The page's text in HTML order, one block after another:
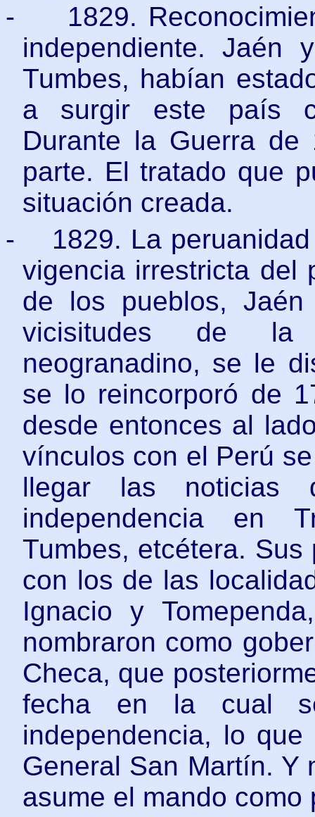
-
1829.
independiente. Jaén
Tumbes, habían
a surgir este país
Durante la Guerra
parte. El tratado que
situación creada.
-
1829. La
vigencia irrestricta del
de los pueblos,
vicisitudes de la
neogranadino, se le
se lo reincorporó de
desde entonces al
vínculos con el Perú
llegar las noticias
independencia en
Tumbes, etcétera.
con los de las
Ignacio y
nombraron como
Checa, que
fecha en la cual
independencia, lo
General San Martín. Y
asume el mando